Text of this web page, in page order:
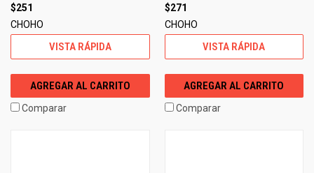
$251
CHOHO
VISTA RÁPIDA
AGREGAR AL CARRITO
Comparar
$271
CHOHO
VISTA RÁPIDA
AGREGAR AL CARRITO
Comparar